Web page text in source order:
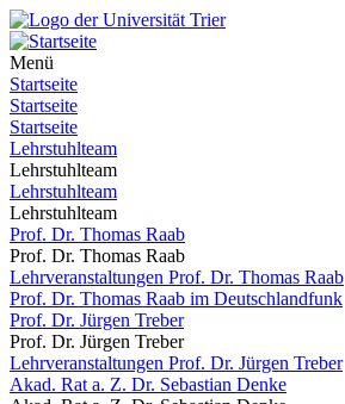
Menü
Startseite
Startseite
Startseite
Lehrstuhlteam
Lehrstuhlteam
Lehrstuhlteam
Lehrstuhlteam
Prof. Dr. Thomas Raab
Prof. Dr. Thomas Raab
Lehrveranstaltungen Prof. Dr. Thomas Raab
Prof. Dr. Thomas Raab im Deutschlandfunk
Prof. Dr. Jürgen Treber
Prof. Dr. Jürgen Treber
Lehrveranstaltungen Prof. Dr. Jürgen Treber
Akad. Rat a. Z. Dr. Sebastian Denke